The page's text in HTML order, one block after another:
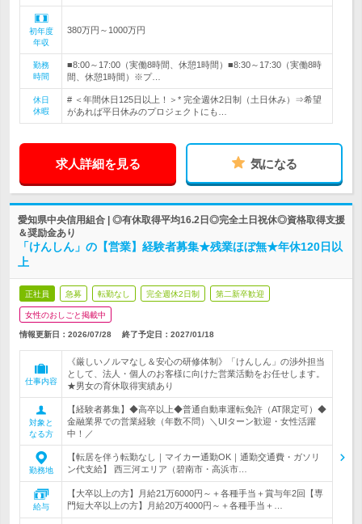
初年度
年収
380万円～1000万円
勤務
時間
■8:00～17:00（実働8時間、休憩1時間）■8:30～17:30（実働8時
間、休憩1時間）※プ…
休日
休暇
# ＜年間休日125日以上！＞* 完全週休2日制（土日休み）⇒希望
があれば平日休みのプロジェクトにも…
求人詳細を見る 気になる
愛知県中央信用組合 | ◎有休取得平均16.2日◎完全土日祝休◎資格取得支援
＆奨励金あり
「けんしん」の【営業】経験者募集★残業ほぼ無★年休120日以
上
正社員 急募 転勤なし 完全週休2日制 第二新卒歓迎
女性のおしごと掲載中
情報更新日：2026/07/28 終了予定日： 2027/01/18
仕事内容
《厳しいノルマなし＆安心の研修体制》「けんしん」の渉外担当
として、法人・個人のお客様に向けた営業活動をお任せします。
★男女の育休取得実績あり
対象と
なる方
【経験者募集】◆高卒以上◆普通自動車運転免許（AT限定可）◆
金融業界での営業経験（年数不問）＼UIターン歓迎・女性活躍
中！／
勤務地
【転居を伴う転勤なし｜マイカー通勤OK｜通勤交通費・ガソリ
ン代支給】 西三河エリア（碧南市・高浜市…
給与
【大卒以上の方】月給21万6000円～＋各種手当＋賞与年2回【専
門短大卒以上の方】月給20万4000円～＋各種手当＋…